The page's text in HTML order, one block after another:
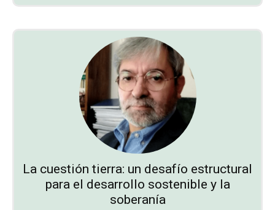
La cuestión tierra: un desafío estructural
para el desarrollo sostenible y la
soberanía